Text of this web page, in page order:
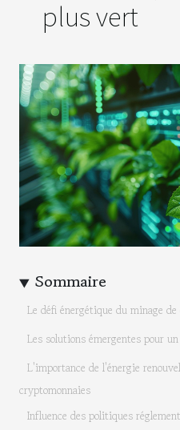
plus vert
Sommaire
Le défi énergétique du minage
Les solutions émergentes pour
L'importance de l'énergie
cryptomonnaies
Influence des politiques